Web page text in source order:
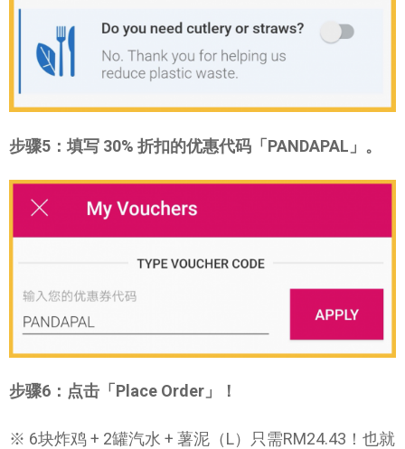
步骤5：填写 30% 折扣的优惠代码「PANDAPAL」。
步骤6：点击「Place Order」！
※ 6块炸鸡 + 2罐汽水 + 薯泥（L）只需RM24.43！也就